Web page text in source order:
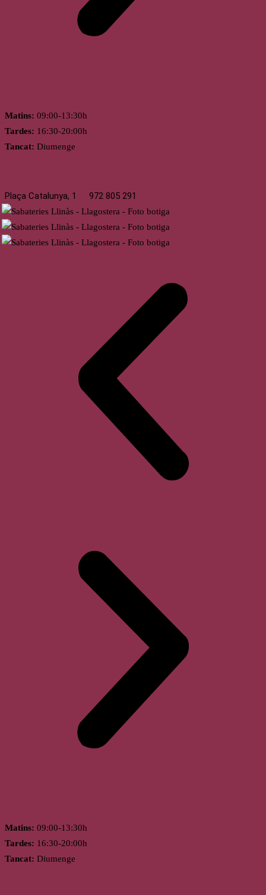
Matins: 09:00-13:30h
Tardes: 16:30-20:00h
Tancat: Diumenge
Plaça Catalunya, 1 972 805 291
Matins: 09:00-13:30h
Tardes: 16:30-20:00h
Tancat: Diumenge